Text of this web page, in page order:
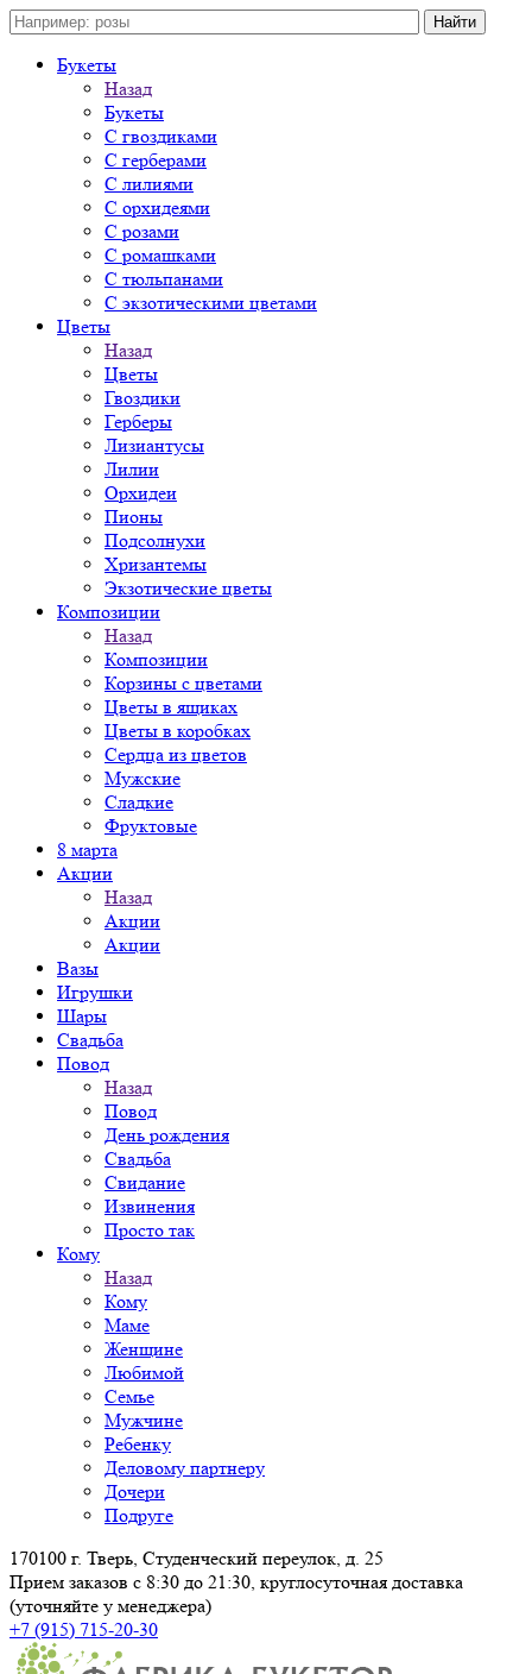
Букеты
Назад
Букеты
С гвоздиками
С герберами
С лилиями
С орхидеями
С розами
С ромашками
С тюльпанами
С экзотическими цветами
Цветы
Назад
Цветы
Гвоздики
Герберы
Лизиантусы
Лилии
Орхидеи
Пионы
Подсолнухи
Хризантемы
Экзотические цветы
Композиции
Назад
Композиции
Корзины с цветами
Цветы в ящиках
Цветы в коробках
Сердца из цветов
Мужские
Сладкие
Фруктовые
8 марта
Акции
Назад
Акции
Акции
Вазы
Игрушки
Шары
Свадьба
Повод
Назад
Повод
День рождения
Свадьба
Свидание
Извинения
Просто так
Кому
Назад
Кому
Маме
Женщине
Любимой
Семье
Мужчине
Ребенку
Деловому партнеру
Дочери
Подруге
170100 г. Тверь, Студенческий переулок, д. 25
Прием заказов с 8:30 до 21:30, круглосуточная доставка
(уточняйте у менеджера)
+7 (915) 715-20-30